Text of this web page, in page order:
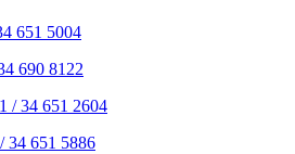
651 5004
690 8122
/ 34 651 2604
34 651 5886